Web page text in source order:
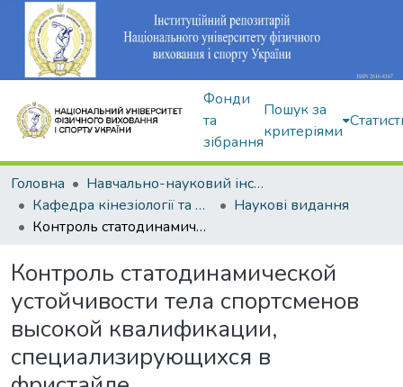
Фонди
та
зібрання
Пошук за
критеріями
Головна
Навчально-науковий інститут здоров'я, реабілітації та фізичного виховання
Кафедра кінезіології та фізкультурно-спортивної реабілітації
Наукові видання
Контроль статодинамической устойчивости тела спортсменов высокой квалификации, специализирующихся в фристайле
Контроль статодинамической
устойчивости тела спортсменов
высокой квалификации,
специализирующихся в